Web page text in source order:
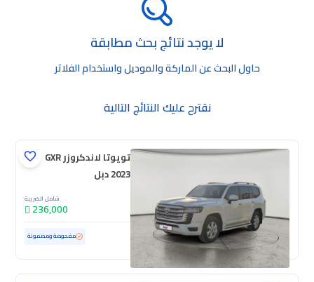
لا يوجد نتائج بحث مطابقة
حاول البحث عن الماركة والموديل واستخدام الفلاتر
نقترح عليك النتائج التالية
تويوتا لاندكروزر GXR
2023 دبل
شامل الضريبة
236,000
مستعملة 110,016 كم مفحوصة ومضمونة